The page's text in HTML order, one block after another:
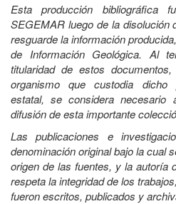
Esta producción bibliográfica
SEGEMAR luego de la disolución
resguarde la información
de Información Geológica. Al
titularidad de estos
organismo que custodia dicho
estatal, se considera
difusión de esta importante
Las publicaciones e
denominación original bajo la cual
origen de las fuentes, y la
respeta la integridad de los
fueron escritos, publicados y